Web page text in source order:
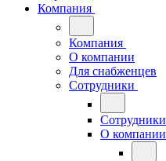
Компания
Компания
О компании
Для снабженцев
Сотрудники
Сотрудники
О компании